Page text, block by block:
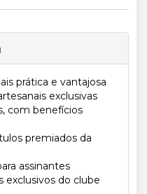
prática e vantajosa
exclusivas
com benefícios
premiados da
assinantes
do clube